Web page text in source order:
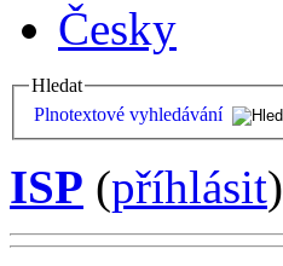
Česky
Hledat
Plnotextové vyhledávání
ISP (příhlásit)